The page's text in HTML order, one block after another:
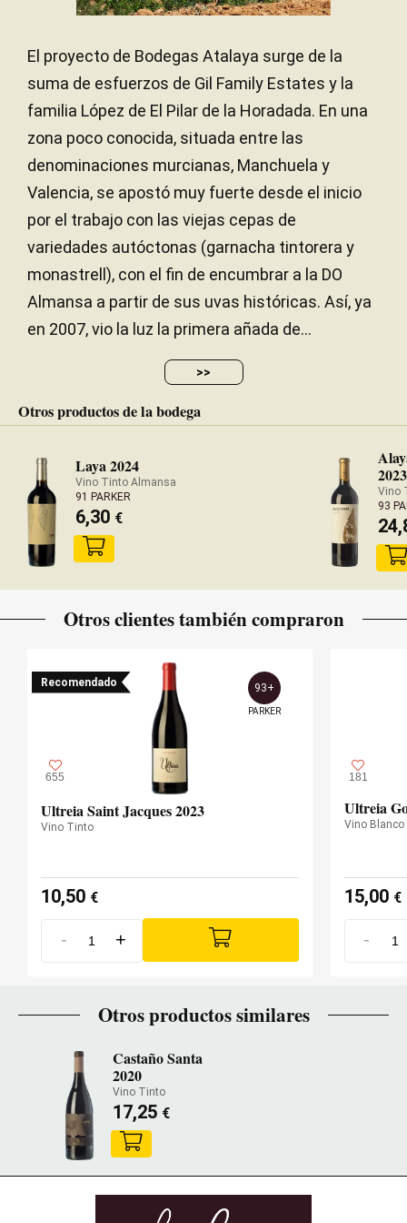
El proyecto de Bodegas Atalaya surge de la
suma de esfuerzos de Gil Family Estates y la
familia López de El Pilar de la Horadada. En una
zona poco conocida, situada entre las
denominaciones murcianas, Manchuela y
Valencia, se apostó muy fuerte desde el inicio
por el trabajo con las viejas cepas de
variedades autóctonas (garnacha tintorera y
monastrell), con el fin de encumbrar a la DO
Almansa a partir de sus uvas históricas. Así, ya
en 2007, vio la luz la primera añada de...
>>
Otros productos de la bodega
Laya 2024
Vino Tinto Almansa
91 PARKER
6,30 €
2023
Vino
93
Otros clientes también compraron
Recomendado
655
93+
PARKER
Ultreia Saint Jacques 2023
Vino Tinto
10,50 €
- +
181
Ultreia
Vino Blanco
15,00 €
-
Otros productos similares
Castaño Santa
2020
Vino Tinto
17,25 €